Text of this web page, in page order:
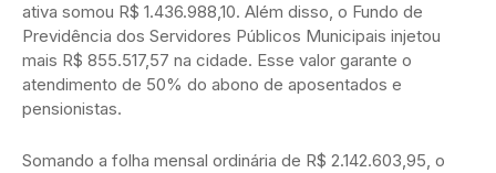
ativa somou R$ 1.436.988,10. Além disso, o Fundo de
Previdência dos Servidores Públicos Municipais injetou
mais R$ 855.517,57 na cidade. Esse valor garante o
atendimento de 50% do abono de aposentados e
pensionistas.
Somando a folha mensal ordinária de R$ 2.142.603,95, o